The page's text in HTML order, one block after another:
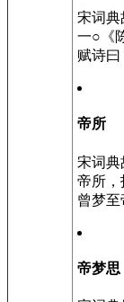
宋词典
一○《
赋诗曰
帝所
宋词典
帝所，
曾梦至
帝梦思